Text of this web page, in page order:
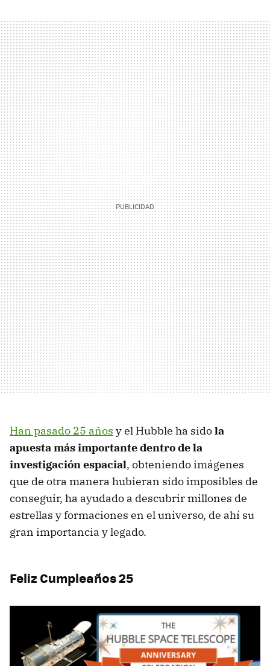
Han pasado 25 años y el Hubble ha sidola
apuesta más importante dentro de la
investigación espacial, obteniendo imágenes
que de otra manera hubieran sido imposibles de
conseguir, ha ayudado a descubrir millones de
estrellas y formaciones en el universo, de ahí su
gran importancia y legado.
Feliz Cumpleaños 25